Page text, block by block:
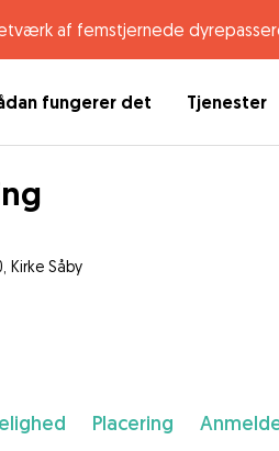
af femstjernede
fungerer det Tjenester
Kirke Såby
Placering